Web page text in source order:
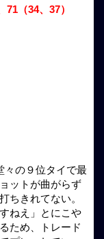
（34、37）
々の９位タイで最
ットが曲がらず
ちきれてない。
ねえ」とにこや
ため、トレード